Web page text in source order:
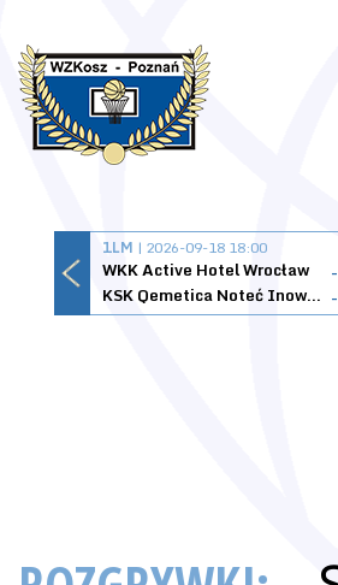
1LM | 2026-09-18 18:00
WKK Active Hotel Wrocław
KSK Qemetica Noteć Inowrocław